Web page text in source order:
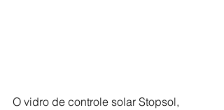
O vidro de controle solar Stopsol,